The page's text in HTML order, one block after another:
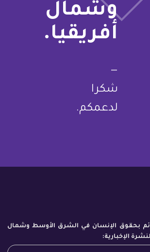
وشمال
أفريقيا.
—
شكرا
لدعمكم.
بحقوق الإنسان في الشرق الأوسط وشمال
الإخبارية: